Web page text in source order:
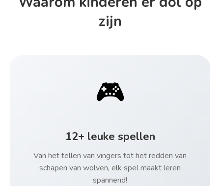
zijn
🎮
12+ leuke spellen
Van het tellen van vingers tot het redden van
schapen van wolven, elk spel maakt leren
spannend!